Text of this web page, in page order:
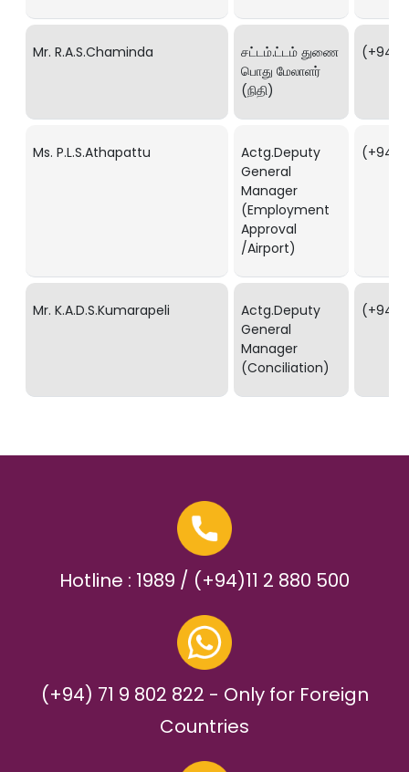
Mr. R.A.S.Chaminda
சட்டம்.ட்டம் துணை
பொது மேலாளர்
(நிதி)
(+94)
Ms. P.L.S.Athapattu
Actg.Deputy
General
Manager
(Employment
Approval
/Airport)
(+94)
Mr. K.A.D.S.Kumarapeli
Actg.Deputy
General
Manager
(Conciliation)
(+94)
Hotline : 1989 / (+94)11 2 880 500
(+94) 71 9 802 822 - Only for Foreign
Countries